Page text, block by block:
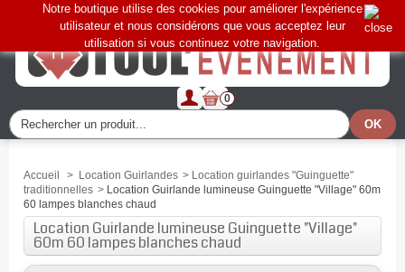
0
Notre boutique utilise des cookies pour améliorer l'expérience
utilisateur et nous considérons que vous acceptez leur
utilisation si vous continuez votre navigation.
Accueil > Location Guirlandes > Location guirlandes "Guinguette"
traditionnelles > Location Guirlande lumineuse Guinguette "Village" 60m
60 lampes blanches chaud
Location Guirlande lumineuse Guinguette "Village"
60m 60 lampes blanches chaud